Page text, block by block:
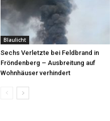
Blaulicht
Sechs Verletzte bei Feldbrand in
Fröndenberg – Ausbreitung auf
Wohnhäuser verhindert